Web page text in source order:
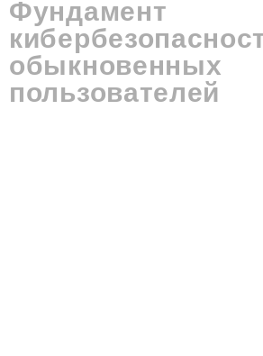
Фундамент
обыкновенных
пользователей